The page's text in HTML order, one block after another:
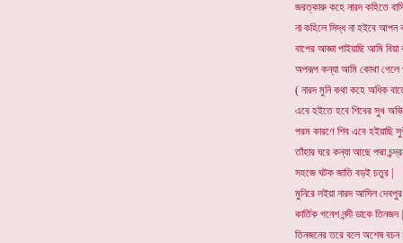
জরত্কারু কহে নারদ কহিতে
না কহিলে সিদ্ধ না
বাপের আজ্ঞা পাইয়াছি আমি বিয়া
অপরূপ কন্যা আমি কোথা গেলে
( নারদ মুনি কথা কহে অধিক
এবে হইতে হবে শিবের সুখ
পরম কারণে শিব এবে হইয়াছি
তাঁহার ঘরে কন্যা আছে পদ্মা
সহজে ঘটক জাতি বড়ই চতুর |
মুনিরে লইয়া নারদ আসিল
কার্তিক গনেশ নন্দী ডাকে তিনজন |
তিনজনের তরে বলে অশেষ বচন